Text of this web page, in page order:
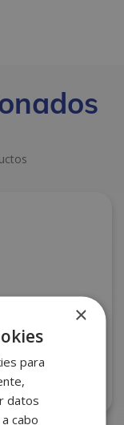
600
×
para
datos
cabo